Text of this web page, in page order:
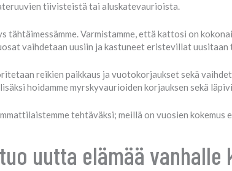
tiivisteistä tai aluskatevaurioista.
tähtäimessämme. Varmistamme, että kattosi on
vaihdetaan uusiin ja kastuneet eristevillat uusitaan
reikien paikkaus ja vuotokorjaukset sekä
hoidamme myrskyvaurioiden korjauksen sekä
tehtäväksi; meillä on vuosien kokemus
uutta elämää